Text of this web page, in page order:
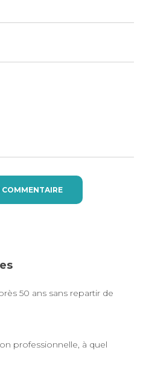
50 ans sans repartir de
professionnelle, à quel